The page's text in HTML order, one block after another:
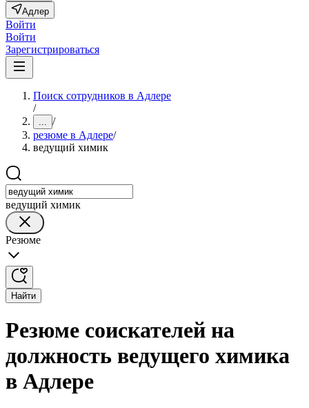
Адлер
Войти
Войти
Зарегистрироваться
Поиск сотрудников в Адлере
/
... /
резюме в Адлере/
ведущий химик
ведущий химик
Резюме
Найти
Резюме соискателей на
должность ведущего химика
в Адлере